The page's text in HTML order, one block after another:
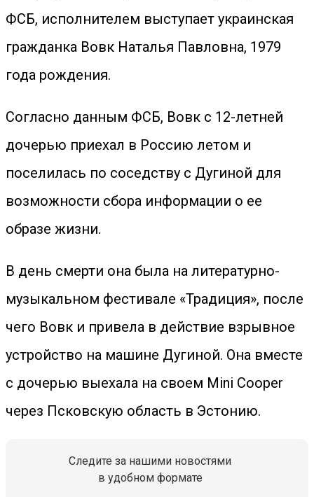
ФСБ, исполнителем выступает украинская
гражданка Вовк Наталья Павловна, 1979
года рождения.
Согласно данным ФСБ, Вовк с 12-летней
дочерью приехал в Россию летом и
поселилась по соседству с Дугиной для
возможности сбора информации о ее
образе жизни.
В день смерти она была на литературно-
музыкальном фестивале «Традиция», после
чего Вовк и привела в действие взрывное
устройство на машине Дугиной. Она вместе
с дочерью выехала на своем Mini Cooper
через Псковскую область в Эстонию.
Следите за нашими новостями
в удобном формате